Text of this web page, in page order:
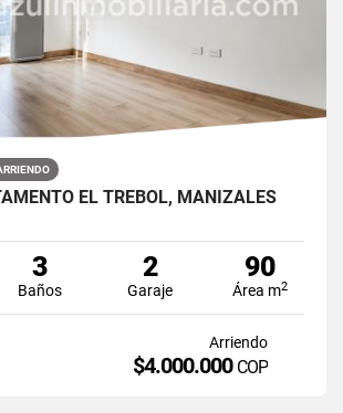
EL TREBOL, MANIZALES
3
Baños
2
Garaje
90
Área m2
Arriendo
$4.000.000 COP